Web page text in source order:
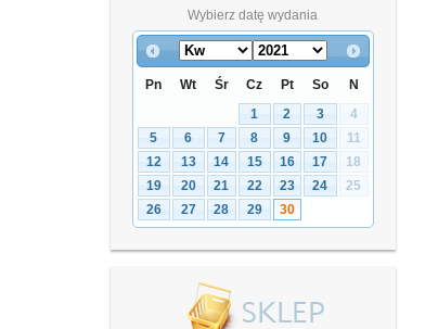
Wybierz datę wydania
Pn Wt Śr Cz Pt So
N
1
2 3
4
5
6 7 8 9 10
11
12
13 14 15 16 17
18
19
20 21 22 23 24
25
26
27 28 29 30